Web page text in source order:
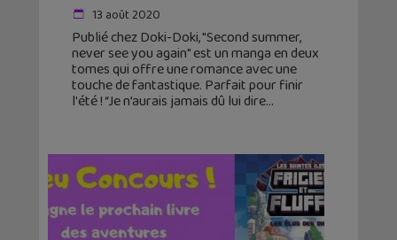
13 août 2020
Publié chez Doki-Doki, "Second summer,
never see you again" est un manga en deux
tomes qui offre une romance avec une
touche de fantastique. Parfait pour finir
l'été ! “Je n’aurais jamais dû lui dire